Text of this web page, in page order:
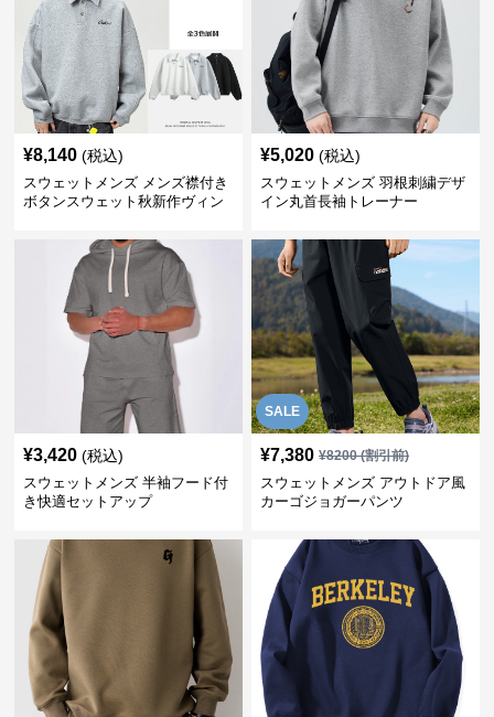
¥8,140 (税込)
スウェットメンズ メンズ襟付き
ボタンスウェット秋新作ヴィン
¥5,020 (税込)
スウェットメンズ 羽根刺繍デザ
イン丸首長袖トレーナー
¥3,420 (税込)
スウェットメンズ 半袖フード付
き快適セットアップ
SALE
¥7,380 ¥8200(割引前)
スウェットメンズ アウトドア風
カーゴジョガーパンツ